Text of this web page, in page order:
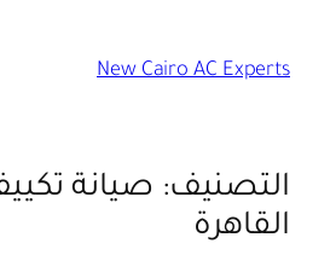
المحتوى
New Cairo AC Experts
التصنيف: صيانة
القاهرة